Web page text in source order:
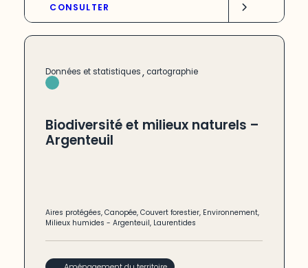
CONSULTER
Données et statistiques, cartographie
Biodiversité et milieux naturels –
Argenteuil
Aires protégées,Canopée,Couvert forestier, Environnement,
Milieux humides -Argenteuil, Laurentides